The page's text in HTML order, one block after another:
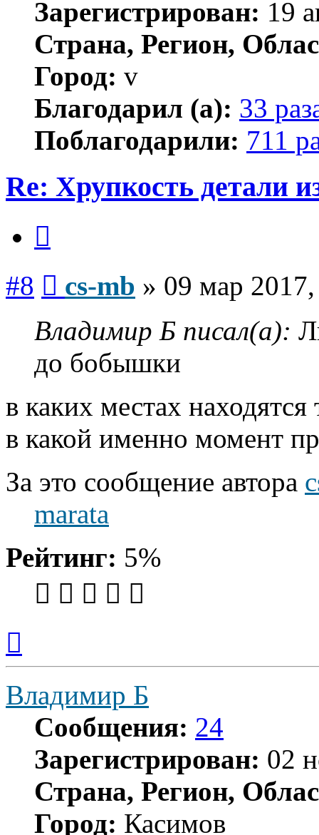
Зарегистрирован: 19
Страна, Регион,
Город: v
Благодарил (а): 33
Поблагодарили: 711
Re: Хрупкость детали
#8 cs-mb » 09 мар
Владимир Б писал(а):
до бобышки
в каких местах находятся
в какой именно момент
За это сообщение автора
marata
Рейтинг: 5%
началу
Владимир Б
Сообщения: 24
Зарегистрирован: 02
Страна, Регион,
Город: Касимов